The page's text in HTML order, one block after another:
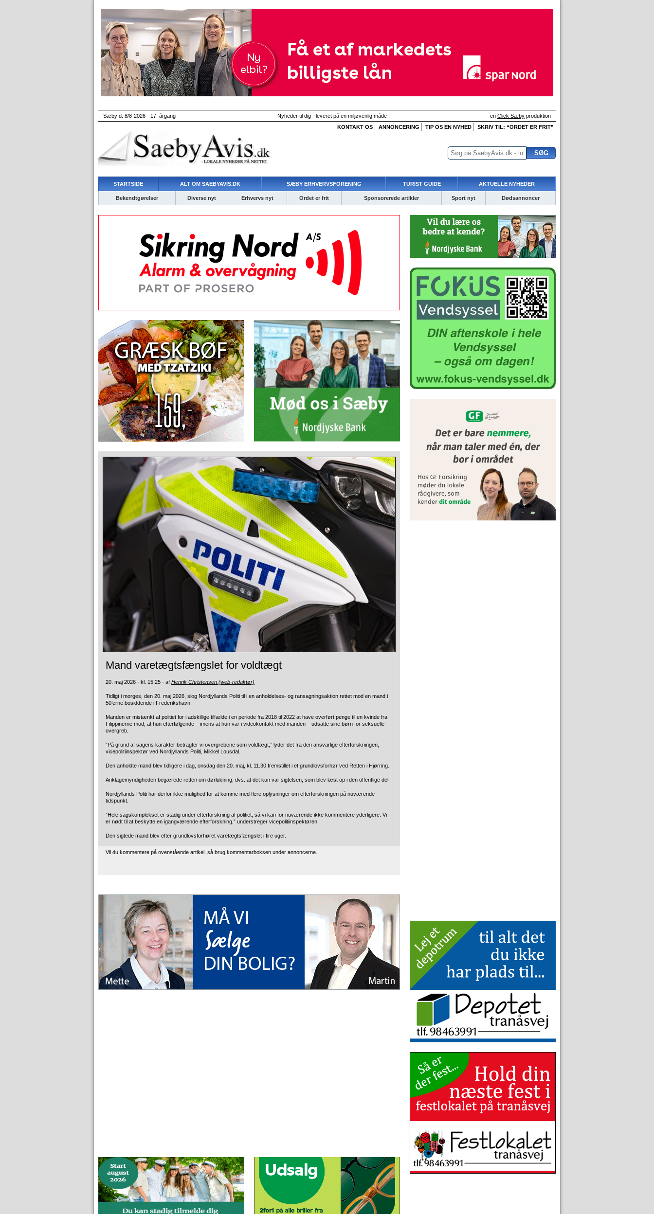
Sæby d. 8/8-2026 - 17. årgang Nyheder til dig - leveret på en miljøvenlig måde ! - en Click Sæby produktion
KONTAKT OS
ANNONCERING TIP OS EN NYHED SKRIV TIL: “ORDET ER FRIT”
STARTSIDE ALT OM SAEBYAVIS.DK SÆBY ERHVERVSFORENING TURIST GUIDE AKTUELLE NYHEDER
Bekendtgørelser Diverse nyt Erhvervs nyt Ordet er frit Sponsorerede artikler Sport nyt Dødsannoncer
Mand varetægtsfængslet for voldtægt
20. maj 2026 - kl. 15:25 - af Henrik Christensen (web-redaktør)
Tidligt i morges, den 20. maj 2026, slog Nordjyllands Politi til i en anholdelses- og ransagningsaktion rettet mod en mand i
50’erne bosiddende i Frederikshavn.
Manden er mistænkt af politiet for i adskillige tilfælde i en periode fra 2018 til 2022 at have overført penge til en kvinde fra
Filippinerne mod, at hun efterfølgende – imens at hun var i videokontakt med manden – udsatte sine børn for seksuelle
overgreb.
”På grund af sagens karakter betragter vi overgrebene som voldtægt,” lyder det fra den ansvarlige efterforskningen,
vicepolitiinspektør ved Nordjyllands Politi, Mikkel Lousdal.
Den anholdte mand blev tidligere i dag, onsdag den 20. maj, kl. 11.30 fremstillet i et grundlovsforhør ved Retten i Hjørring.
Anklagemyndigheden begærede retten om dørlukning, dvs. at det kun var sigtelsen, som blev læst op i den offentlige del.
Nordjyllands Politi har derfor ikke mulighed for at komme med flere oplysninger om efterforskningen på nuværende
tidspunkt.
”Hele sagskomplekset er stadig under efterforskning af politiet, så vi kan for nuværende ikke kommentere yderligere. Vi
er nødt til at beskytte en igangværende efterforskning,” understreger vicepolitiinspektøren.
Den sigtede mand blev efter grundlovsforhøret varetægtsfængslet i fire uger.
Vil du kommentere på ovenstående artikel, så brug kommentarboksen under annoncerne.